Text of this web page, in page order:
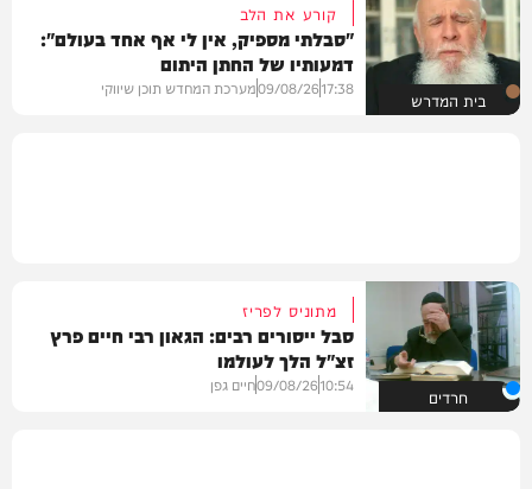
בית המדרש
קורע את הלב
"סבלתי מספיק, אין לי אף אחד בעולם":
דמעותיו של החתן היתום
17:38
09/08/26מערכת המחדש תוכן שיווקי
חרדים
מתוניס לפריז
סבל ייסורים רבים: הגאון רבי חיים פרץ
זצ"ל הלך לעולמו
10:54
09/08/26חיים גפן